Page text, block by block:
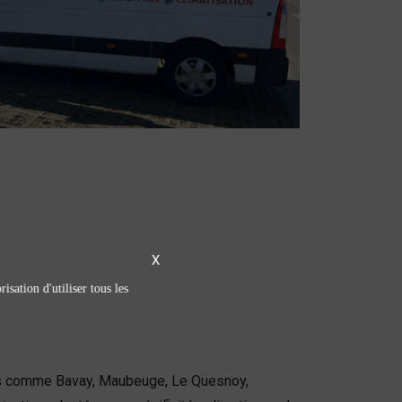
Bavay, Maubeuge, Le Quesnoy,
X
d'utiliser tous les